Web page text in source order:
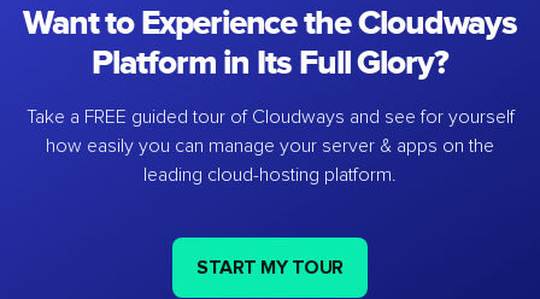
Want to Experience the Cloudways
Platform in Its Full Glory?
Take a FREE guided tour of Cloudways and see for yourself
how easily you can manage your server & apps on the
leading cloud-hosting platform.
START MY TOUR